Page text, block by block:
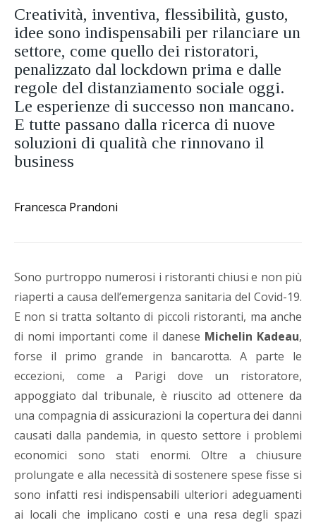
Creatività, inventiva, flessibilità, gusto,
idee sono indispensabili per rilanciare un
settore, come quello dei ristoratori,
penalizzato dal lockdown prima e dalle
regole del distanziamento sociale oggi.
Le esperienze di successo non mancano.
E tutte passano dalla ricerca di nuove
soluzioni di qualità che rinnovano il
business
Francesca Prandoni
Sono purtroppo numerosi i ristoranti chiusi e non più
riaperti a causa dell’emergenza sanitaria del Covid-19.
E non si tratta soltanto di piccoli ristoranti, ma anche
di nomi importanti come il danese Michelin Kadeau,
forse il primo grande in bancarotta. A parte le
eccezioni, come a Parigi dove un ristoratore,
appoggiato dal tribunale, è riuscito ad ottenere da
una compagnia di assicurazioni la copertura dei danni
causati dalla pandemia, in questo settore i problemi
economici sono stati enormi. Oltre a chiusure
prolungate e alla necessità di sostenere spese fisse si
sono infatti resi indispensabili ulteriori adeguamenti
ai locali che implicano costi e una resa degli spazi